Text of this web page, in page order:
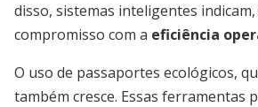
disso, sistemas inteligentes
compromisso com a eficiência
O uso de passaportes ecológicos,
também cresce. Essas ferramentas